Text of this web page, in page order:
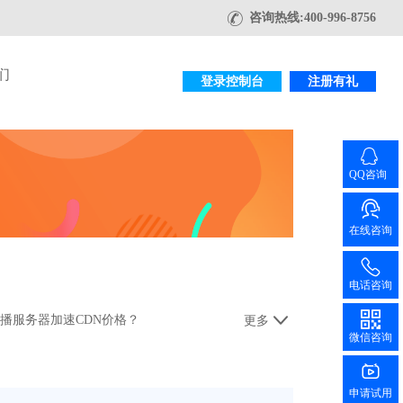
咨询热线:400-996-8756
登录控制台 注册有礼
服务器加速CDN价格？ 更多
QQ咨询
在线咨询
电话咨询
微信咨询
申请试用